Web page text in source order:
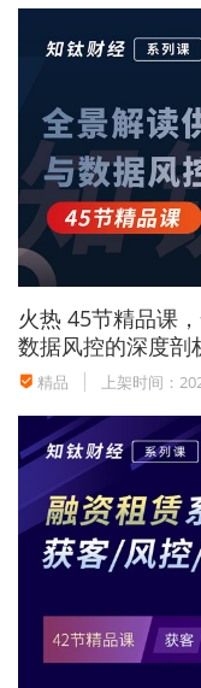
与欧亚经济联盟签
经济伙伴关系协定
需要特别指出的是
览会，目前招展工
区、3个国际组织、
金融服务：中国与
原则
》，已有11家
开发银行、泛美开
发银行开展联合融
争端解决机制和机
文化交流：制定印
业、检验检疫、标
实施“丝绸之路”奖
2017年，来自沿线
留学的人数6万多人
火热 45节精品课
数据风控的深度剖
精品 上架时间：